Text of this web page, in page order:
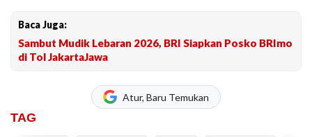
Baca Juga:
Sambut Mudik Lebaran 2026, BRI Siapkan Posko BRImo
di Tol JakartaJawa
Atur, Baru Temukan
TAG